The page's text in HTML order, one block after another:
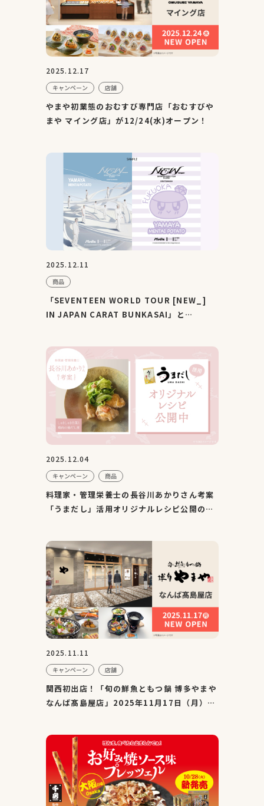
2025.12.17
キャンペーン 店舗
やまや初業態のおむすび専門店「おむすびや
まや マイング店」が12/24(水)オープン！
2025.12.11
商品
「SEVENTEEN WORLD TOUR [NEW_]
IN JAPAN CARAT BUNKASAI」と
2025.12.04
キャンペーン 商品
料理家・管理栄養士の長谷川あかりさん考案
「うまだし」活用オリジナルレシピ公開のお
2025.11.11
キャンペーン 店舗
関西初出店！「旬の鮮魚ともつ鍋 博多やまや
なんば髙島屋店」2025年11月17日（月）オ